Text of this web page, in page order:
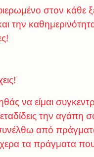
στον
την
να είμαι
την αγάπη
από
τα πράγματα